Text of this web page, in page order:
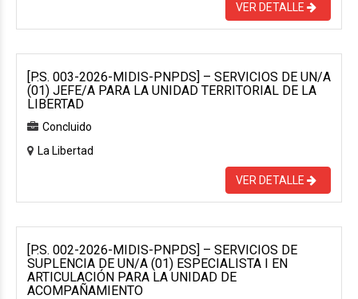
VER DETALLE
[P.S. 003-2026-MIDIS-PNPDS] – SERVICIOS DE UN/A
(01) JEFE/A PARA LA UNIDAD TERRITORIAL DE LA
LIBERTAD
Concluido
La Libertad
VER DETALLE
[P.S. 002-2026-MIDIS-PNPDS] – SERVICIOS DE
SUPLENCIA DE UN/A (01) ESPECIALISTA I EN
ARTICULACIÓN PARA LA UNIDAD DE
ACOMPAÑAMIENTO